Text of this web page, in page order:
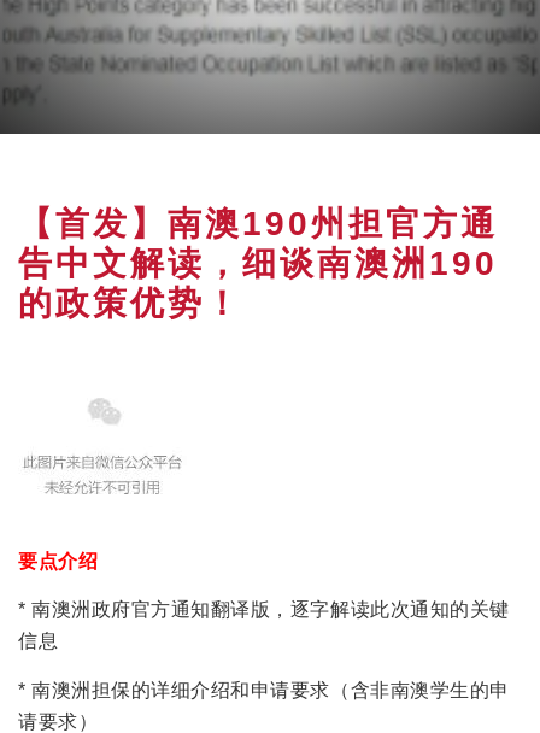
【首发】南澳190州担官方通
告中文解读，细谈南澳洲190
的政策优势！
要点介绍
* 南澳洲政府官方通知翻译版，逐字解读此次通知的关键
信息
* 南澳洲担保的详细介绍和申请要求（含非南澳学生的申
请要求）